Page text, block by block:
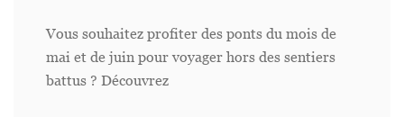
Vous souhaitez profiter des ponts du mois de
mai et de juin pour voyager hors des sentiers
battus ? Découvrez